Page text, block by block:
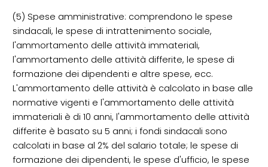
(5) Spese amministrative: comprendono le spese
sindacali, le spese di intrattenimento sociale,
l'ammortamento delle attività immateriali,
l'ammortamento delle attività differite, le spese di
formazione dei dipendenti e altre spese, ecc.
L'ammortamento delle attività è calcolato in base alle
normative vigenti e l'ammortamento delle attività
immateriali è di 10 anni, l'ammortamento delle attività
differite è basato su 5 anni; i fondi sindacali sono
calcolati in base al 2% del salario totale; le spese di
formazione dei dipendenti, le spese d'ufficio, le spese